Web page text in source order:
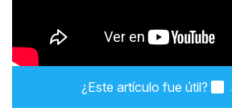
¿Este artículo fue útil?